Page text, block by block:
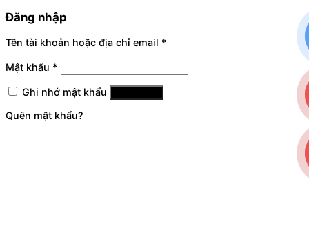
Đăng nhập
Tên tài khoản hoặc địa chỉ email *
Mật khẩu *
Ghi nhớ mật khẩu
Quên mật khẩu?